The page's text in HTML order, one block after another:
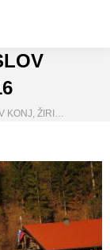
KONJ, ŽIRI…